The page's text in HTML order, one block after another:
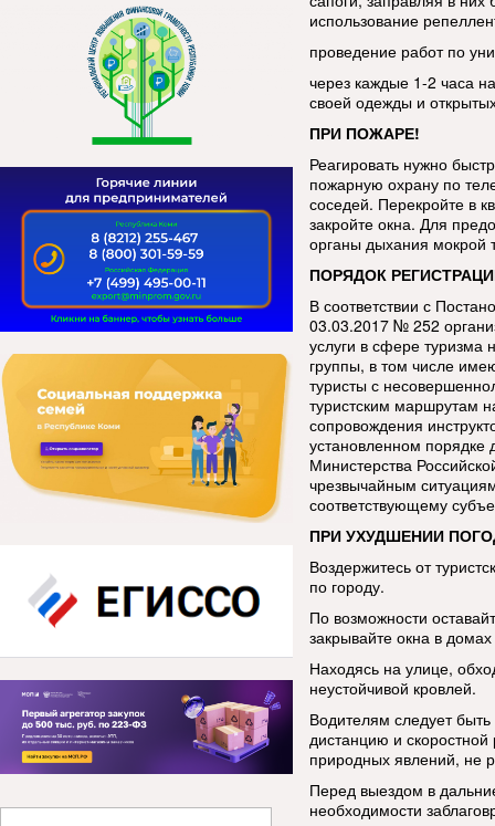
использование
проведение работ по
через каждые 1-2 часа
своей одежды и
ПРИ ПОЖАРЕ!
Реагировать нужно
пожарную охрану по
соседей. Перекройте в
закройте окна. Для
органы дыхания мокрой
ПОРЯДОК
В соответствии с
03.03.2017 № 252
услуги в сфере туризма
группы, в том числе
туристы с
туристским маршрутам
сопровождения
установленном
Министерства
чрезвычайным
соответствующему
ПРИ УХУДШЕНИИ
Воздержитесь от
по городу.
По возможности
закрывайте окна в
Находясь на улице,
неустойчивой кровлей.
Водителям следует
дистанцию и
природных явлений, не
Перед выездом в
необходимости